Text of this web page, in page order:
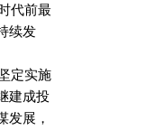
代前最
续发
定实施
建成投
发展，